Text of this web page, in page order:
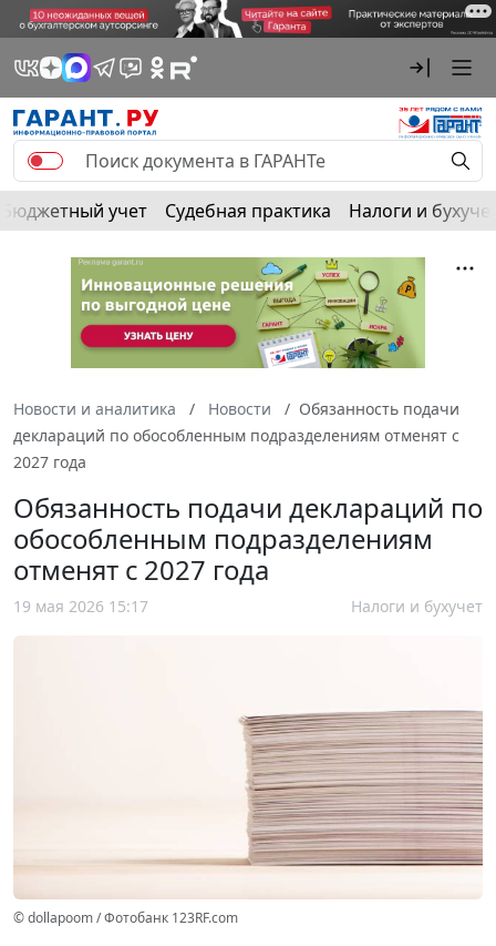
Бюджетный учет Судебная практика Налоги и
Новости и аналитика Новости
Обязанность подачи
деклараций по обособленным подразделениям отменят с
2027 года
Обязанность подачи деклараций по
обособленным подразделениям
отменят с 2027 года
19 мая 2026 15:17 Налоги и бухучет
© dollapoom / Фотобанк 123RF.com